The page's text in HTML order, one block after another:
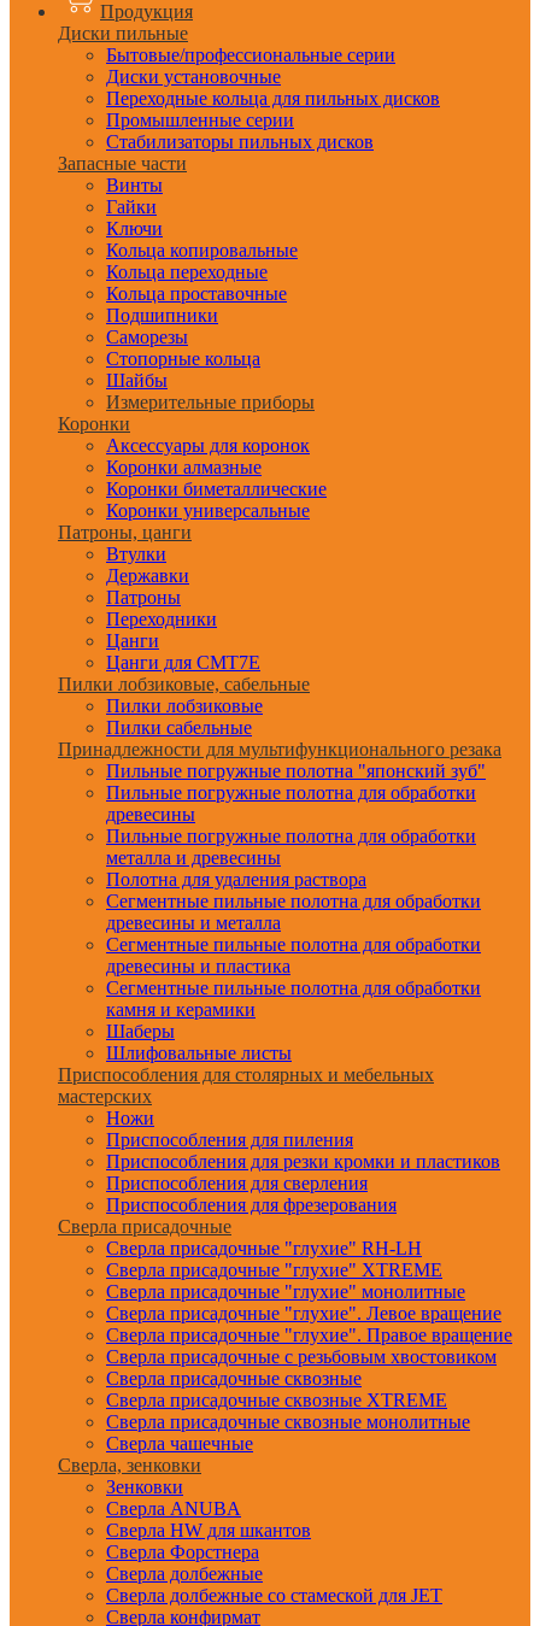
Продукция
Диски пильные
Бытовые/профессиональные серии
Диски установочные
Переходные кольца для пильных дисков
Промышленные серии
Стабилизаторы пильных дисков
Запасные части
Винты
Гайки
Ключи
Кольца копировальные
Кольца переходные
Кольца проставочные
Подшипники
Саморезы
Стопорные кольца
Шайбы
Измерительные приборы
Коронки
Аксессуары для коронок
Коронки алмазные
Коронки биметаллические
Коронки универсальные
Патроны, цанги
Втулки
Державки
Патроны
Переходники
Цанги
Цанги для CMT7E
Пилки лобзиковые, сабельные
Пилки лобзиковые
Пилки сабельные
Принадлежности для мультифункционального резака
Пильные погружные полотна "японский зуб"
Пильные погружные полотна для обработки
древесины
Пильные погружные полотна для обработки
металла и древесины
Полотна для удаления раствора
Сегментные пильные полотна для обработки
древесины и металла
Сегментные пильные полотна для обработки
древесины и пластика
Сегментные пильные полотна для обработки
камня и керамики
Шаберы
Шлифовальные листы
Приспособления для столярных и мебельных
мастерских
Ножи
Приспособления для пиления
Приспособления для резки кромки и пластиков
Приспособления для сверления
Приспособления для фрезерования
Сверла присадочные
Сверла присадочные "глухие" RH-LH
Сверла присадочные "глухие" XTREME
Сверла присадочные "глухие" монолитные
Сверла присадочные "глухие". Левое вращение
Сверла присадочные "глухие". Правое вращение
Сверла присадочные с резьбовым хвостовиком
Сверла присадочные сквозные
Сверла присадочные сквозные XTREME
Сверла присадочные сквозные монолитные
Сверла чашечные
Сверла, зенковки
Зенковки
Сверла ANUBA
Сверла HW для шкантов
Сверла Форстнера
Сверла долбежные
Сверла долбежные со стамеской для JET
Сверла конфирмат